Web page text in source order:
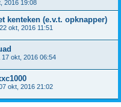
2016 19:08
kenteken (e.v.t. opknapper)
okt, 2016 11:51
17 okt, 2016 06:54
okt, 2016 21:02